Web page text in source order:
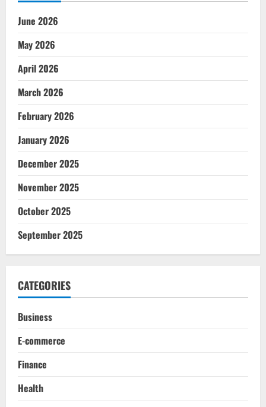
June 2026
May 2026
April 2026
March 2026
February 2026
January 2026
December 2025
November 2025
October 2025
September 2025
CATEGORIES
Business
E-commerce
Finance
Health